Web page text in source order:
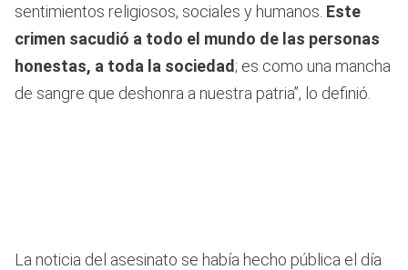
sentimientos religiosos, sociales y humanos. Este
crimen sacudió a todo el mundo de las personas
honestas, a toda la sociedad; es como una mancha
de sangre que deshonra a nuestra patria”, lo definió.
La noticia del asesinato se había hecho pública el día